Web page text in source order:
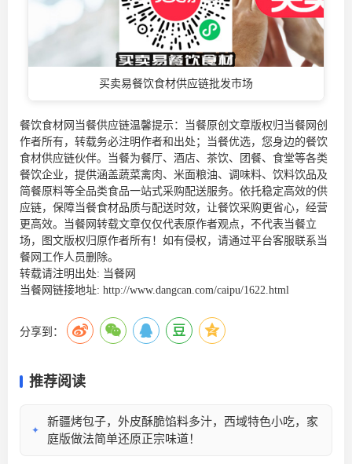
买卖易餐饮食材供应链批发市场
餐饮食材网当餐供应链温馨提示：当餐原创文章版权归当餐网创
作者所有，转载务必注明作者和出处；当餐优选，您身边的餐饮
食材供应链伙伴。当餐为餐厅、酒店、茶饮、团餐、食堂等各类
餐饮企业，提供涵盖蔬菜禽肉、米面粮油、调味料、饮料饮品及
简餐原料等全品类食品一站式采购配送服务。依托稳定高效的供
应链，保障当餐食材品质与配送时效，让餐饮采购更省心，经营
更高效。当餐网转载文章仅仅代表原作者观点，不代表当餐立
场，图文版权归原作者所有！如有侵权，请通过平台客服联系当
餐网工作人员删除。
转载请注明出处: 当餐网
当餐网链接地址: http://www.dangcan.com/caipu/1622.html
分享到：
推荐阅读
✦
新疆烤包子，外皮酥脆馅料多汁，西域特色小吃，家
庭版做法简单还原正宗味道！